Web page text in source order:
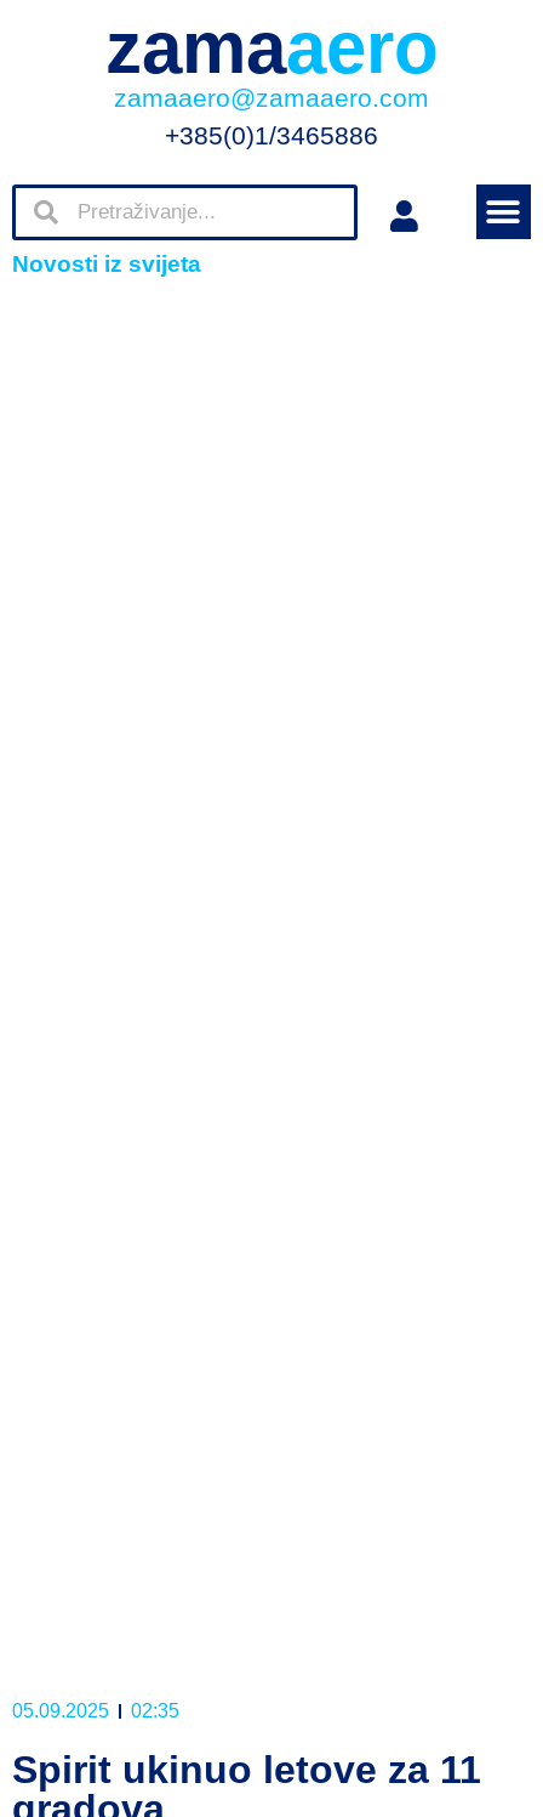
zamaaero
zamaaero@zamaaero.com
+385(0)1/3465886
Novosti iz svijeta
05.09.2025 02:35
Spirit ukinuo letove za 11